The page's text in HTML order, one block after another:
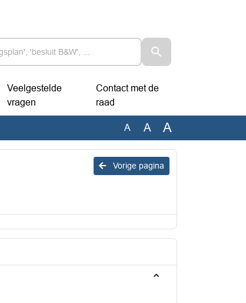
Veelgestelde
vragen
Contact met de
raad
A A A
Vorige pagina